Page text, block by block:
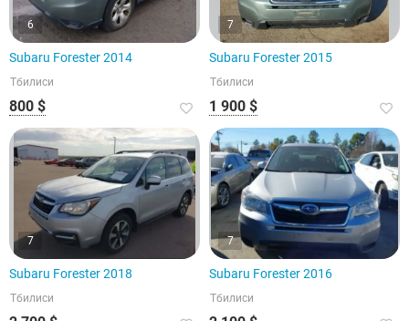
6
Subaru Forester 2014
Тбилиси
800 $
7
Subaru Forester 2015
Тбилиси
1 900 $
7
Subaru Forester 2018
Тбилиси
7
Subaru Forester 2016
Тбилиси